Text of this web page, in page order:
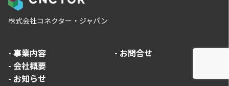
株式会社コネクター・ジャパン
- 事業内容
- 会社概要
- お知らせ
- お問合せ